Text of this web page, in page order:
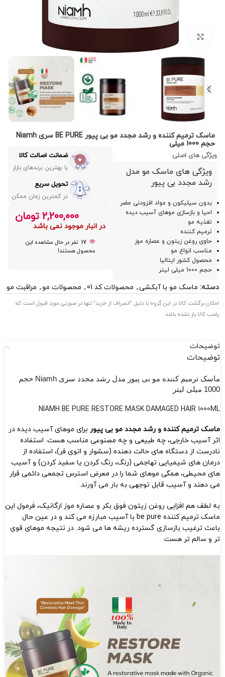
ماسک ترمیم کننده و رشد مجدد مو بی پیور BE PURE سری Niamh
حجم 1000 میلی
ویژگی های اصلی
ویژگی های ماسک مو مدل
رشد مجدد بی پیور
بدون سیلیکون و مواد افزودنی مضر
احیا و بازسازی موهای آسیب دیده
تغذیه مو
ترمیم کننده
حاوی روغن زیتون و عصاره موز
مناسب انواع مو
محصول کشور ایتالیا
حجم 1000 میلی لیتر
ضمانت اصالت کالا
با بهترین برندهای بازار
تحویل سریع
در کمترین زمان ممکن
2,200,000 تومان
در انبار موجود نمی باشد
17 نفر در حال مشاهده این
محصول هستند!
دسته: ماسک مو با آبکشی, محصولات کد 01 , محصولات مو, مراقبت مو
امکان برگشت کالا در این گروه با دلیل “انصراف از خرید” تنها در صورتی مورد قبول است که
پلمب کالا باز نشده باشد.
توضیحات
توضیحات
ماسک ترمیم کننده مو بی پیور مدل رشد مجدد سری Niamh حجم
1000 میلی لیتر
NIAMH BE PURE RESTORE MASK DAMAGED HAIR 1000ML
ماسک ترمیم کننده و رشد مجدد مو بی پیور برای موهای آسیب دیده در
اثر آسیب خارجی، چه طبیعی و چه مصنوعی مناسب هست. استفاده
نادرست از دستگاه های حالت دهنده (سشوار و اتوی فر)، استفاده از
درمان های شیمیایی تهاجمی (رنگ، ​​رنگ کردن یا سفید کردن) و آسیب
های محیطی، همگی موهای شما را در معرض استرس تجمعی دائمی قرار
می دهند و آسیب قابل توجهی به بار می آورند.
به لطف هم افزایی روغن زیتون فوق بکر و عصاره موز ارگانیک، فرمول این
ماسک ترمیم کننده be pure با آسیب مبارزه می کند و در عین حال
باعث ترغیب بازسازی گسترده ریشه ها می شود. در نتیجه موهای قوی
تر و سالم تر هست.